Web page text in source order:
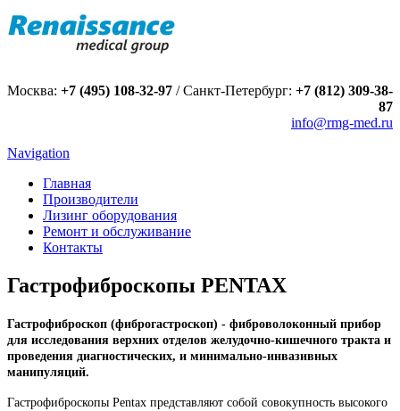
Москва: +7 (495) 108-32-97 / Санкт-Петербург: +7 (812) 309-38-
87
info@rmg-med.ru
Navigation
Главная
Производители
Лизинг оборудования
Ремонт и обслуживание
Контакты
Гастрофиброскопы PENTAX
Гастрофиброскоп (фиброгастроскоп) - фиброволоконный прибор
для исследования верхних отделов желудочно-кишечного тракта и
проведения диагностических, и минимально-инвазивных
манипуляций.
Гастрофиброскопы Pentax представляют собой совокупность высокого